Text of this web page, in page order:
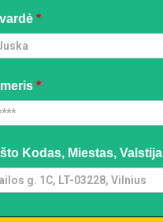
*
*
Kodas, Miestas, Valstija